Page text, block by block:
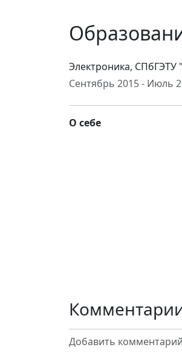
Электроника, СПбГЭТУ
Сентябрь 2015 - Июль
О себе
Добавить комментарий